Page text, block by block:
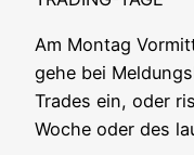
Am Mon­tag
gehe bei
Trades ein, oder
Woche oder des